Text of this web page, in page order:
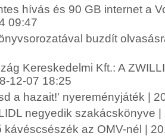
hívás és 90 GB internet a
09:47
buzdít
Kereskedelmi Kft.: A
12-07 18:25
a hazait!' nyereményjáték |
negyedik szakácskönyve
kávéscsészék az OMV-nél |